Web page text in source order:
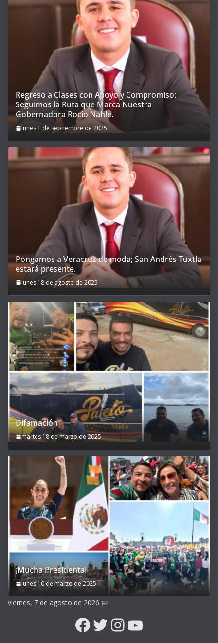
Regreso a Clases con Apoyo y Compromiso:
Seguimos la Ruta que Marca Nuestra
Gobernadora Rocío Nahle.
lunes 1 de septiembre de 2025
Pongamos a Veracruz de moda; San Andrés Tuxtla
estará presente.
lunes 18 de agosto de 2025
Difamación
martes 18 de marzo de 2025
¡Mucha Presidenta!
lunes 10 de marzo de 2025
viernes, 7 de agosto de 2026 📅
Facebook
Twitter
Instagram
YouTube